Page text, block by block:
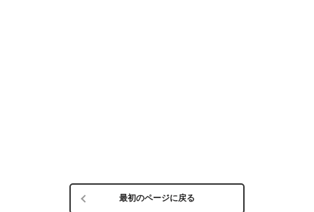
最初のページに戻る